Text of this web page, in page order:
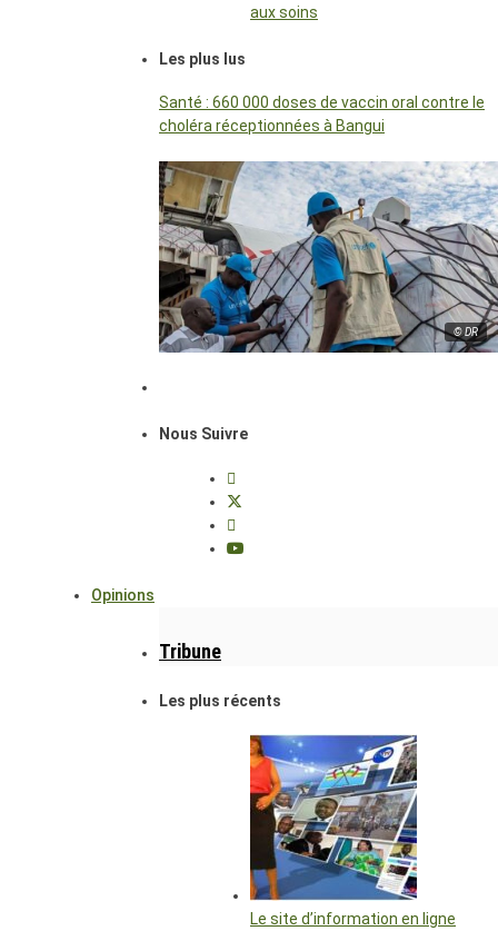
aux soins
Les plus lus
Santé : 660 000 doses de vaccin oral contre le
choléra réceptionnées à Bangui
© DR
Nous Suivre
Opinions
Tribune
Les plus récents
Le site d’information en ligne